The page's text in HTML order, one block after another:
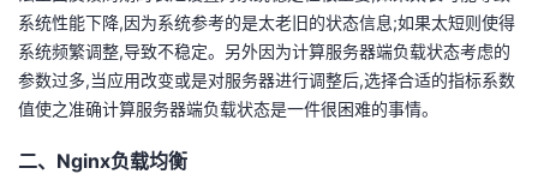
系统性能下降,因为系统参考的是太老旧的状态信息;如果太短则使得
系统频繁调整,导致不稳定。另外因为计算服务器端负载状态考虑的
参数过多,当应用改变或是对服务器进行调整后,选择合适的指标系数
值使之准确计算服务器端负载状态是一件很困难的事情。
二、Nginx负载均衡